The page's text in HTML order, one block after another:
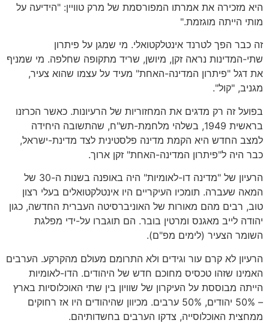
היא מזכירה את אמרתו המפורסמת של מרק טוויין: "הידיעה על
מותי הייתה מוגזמת."
זה כבר הפך לטרנד אינטלקטואלי. מי שמגן על פיתרון
שתי-המדינות נראה זקן, מיושן, שריד מתקופה שחלפה. מי שמניף
את דגל "פיתרון המדינה-האחת" מעיד על עצמו שהוא צעיר,
מגניב, "קול".
בפועל זה רק מדגים את המחזוריות של הרעיונות. כאשר הכרזנו
בראשית 1949, בשלהי מלחמת-תש"ח, שהתשובה היחידה
למצב החדש היא הקמת מדינה פלסטינית לצד מדינת-ישראל,
כבר היה ל"פיתרון המדינה-האחת" זקן ארוך.
הרעיון של "מדינה דו-לאומיות" היה באופנה בשנות ה-30 של
המאה שעברה. תומכיו העיקריים היו אינטלקטואלים בעלי רצון
טוב, רבים מהם מאורות של האוניברסיטה העברית החדשה, כגון
יהודה לייב מאגנס ומרטין בובר. הם תוגברו על-ידי מפלגת
השומר הצעיר (לימים מפ"ם).
הרעיון לא קרם עור וגידים ולא התרומם מעולם מהקרקע. הערבים
האמינו שזהו טכסיס מחוכם חדש של היהודים. הדו-לאומיות
הייתה מבוססת על העיקרון של שוויון בין שתי האוכלוסיות בארץ
– 50% יהודים, 50% ערבים. מכיוון שהיהודים היו אז רחוקים
ממחצית האוכלוסייה, צדקו הערבים בחשדותיהם.